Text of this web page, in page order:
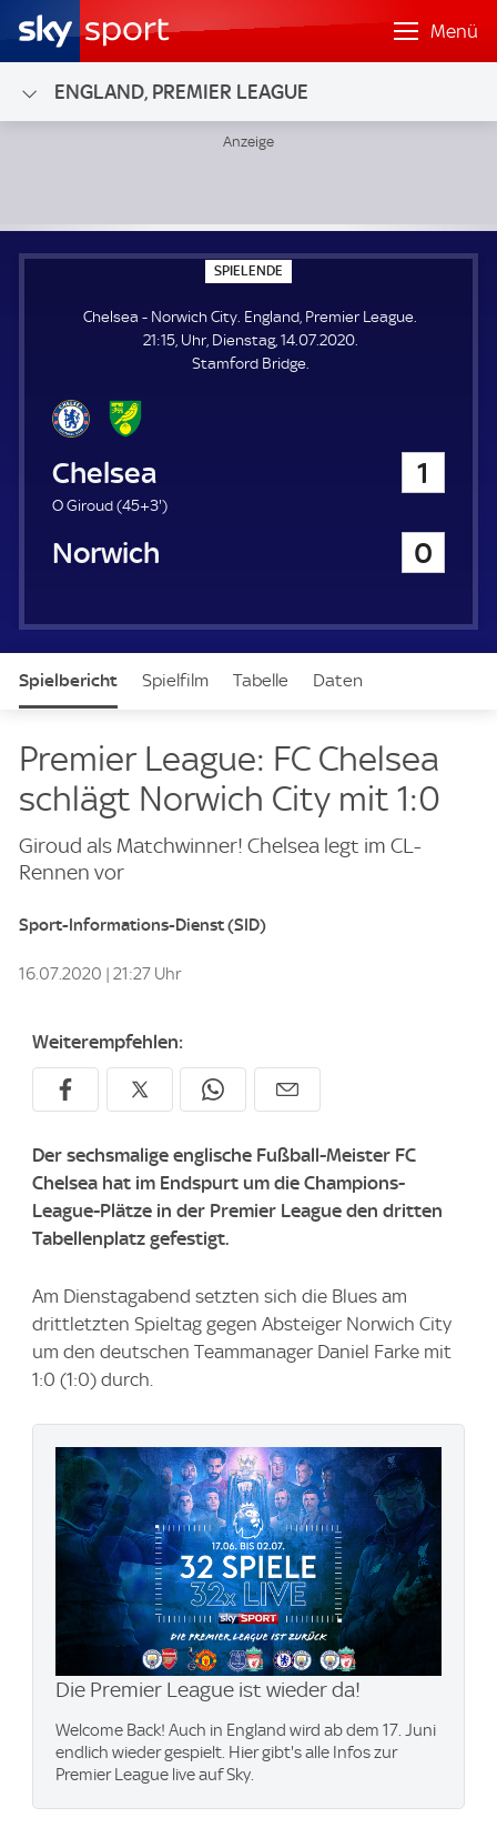
Menü
ENGLAND, PREMIER LEAGUE
SPIELENDE
P
E
L
E
N
Chelsea - Norwich City. England, Premier League.
21:15, Uhr, Dienstag, 14.07.2020.
Stamford Bridge.
Chelsea 1
O Giroud (45+3'4
e
)
Norwich City 0
Spielbericht Spielfilm Tabelle Daten
Premier League: FC Chelsea
schlägt Norwich City mit 1:0
Giroud als Matchwinner! Chelsea legt im CL-
Rennen vor
Sport-Informations-Dienst (SID)
16.07.2020 | 21:27 Uhr
Weiterempfehlen:
Der sechsmalige englische Fußball-Meister FC
Chelsea hat im Endspurt um die Champions-
League-Plätze in der Premier League den dritten
Tabellenplatz gefestigt.
Am Dienstagabend setzten sich die Blues am
drittletzten Spieltag gegen Absteiger Norwich City
um den deutschen Teammanager Daniel Farke mit
1:0 (1:0) durch.
Die Premier League ist wieder da!
Welcome Back! Auch in England wird ab dem 17. Juni
endlich wieder gespielt. Hier gibt's alle Infos zur
Premier League live auf Sky.